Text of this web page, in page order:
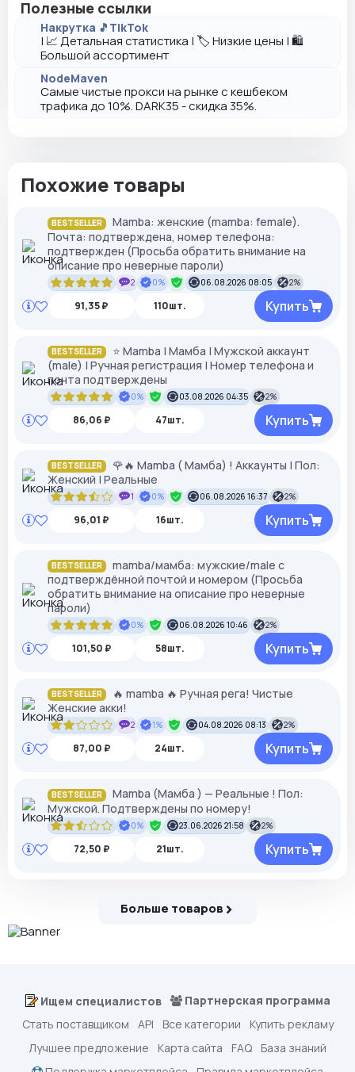
Полезные ссылки
Накрутка 🎵TikTok
| 📈 Детальная статистика | 🏷️ Низкие цены | 🛍️
Большой ассортимент
NodeMaven
Самые чистые прокси на рынке с кешбеком
трафика до 10%. DARK35 - скидка 35%.
Похожие товары
BESTSELLER
Mamba: женские (mamba: female).
Почта: подтверждена, номер телефона:
подтвержден (Просьба обратить внимание на
описание про неверные пароли)
2 0% 06.08.2026 08:05 2%
91,35 ₽ 110шт. Купить
BESTSELLER
⭐ Mamba | Мамба | Мужской аккаунт
(male) | Ручная регистрация | Номер телефона и
почта подтверждены
0% 03.08.2026 04:35 2%
86,06 ₽ 47шт. Купить
BESTSELLER
🌹🔥 Mamba ( Мамба) ! Аккаунты | Пол:
Женский | Реальные
1 0% 06.08.2026 16:37 2%
96,01 ₽ 16шт. Купить
BESTSELLER
mamba/мамба: мужские/male с
подтверждённой почтой и номером (Просьба
обратить внимание на описание про неверные
пароли)
0% 06.08.2026 10:46 2%
101,50 ₽ 58шт. Купить
BESTSELLER
🔥 mamba 🔥 Ручная рега! Чистые
Женские акки!
2 1% 04.08.2026 08:13 2%
87,00 ₽ 24шт. Купить
BESTSELLER
Mamba (Мамба ) — Реальные ! Пол:
Мужской. Подтверждены по номеру!
0% 23.06.2026 21:58 2%
72,50 ₽ 21шт. Купить
Больше товаров
Ищем специалистов
Партнерская программа
Стать поставщиком
API Все категории
Купить рекламу
Лучшее предложение
Карта сайта FAQ
База знаний